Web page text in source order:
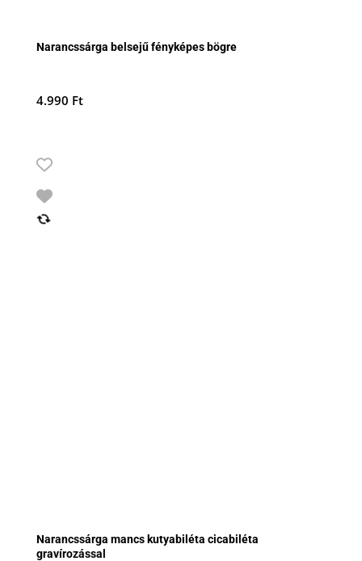
Narancssárga belsejű fényképes bögre
4.990 Ft
Narancssárga mancs kutyabiléta cicabiléta
gravírozással